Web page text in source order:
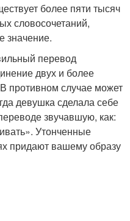
более пяти тысяч
словосочетаний,
значение.
перевод
двух и более
противном случае может
девушка сделала себе
звучавшую, как:
Утонченные
придают вашему образу